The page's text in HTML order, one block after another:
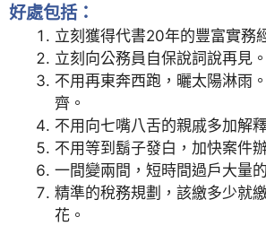
好處包括：
立刻獲得代書20年的豐富實務
立刻向公務員自保說詞說再見。
不用再東奔西跑，曬太陽淋雨
齊。
不用向七嘴八舌的親戚多加解釋
不用等到鬍子發白，加快案件
一間變兩間，短時間過戶大量
精準的稅務規劃，該繳多少就
花。